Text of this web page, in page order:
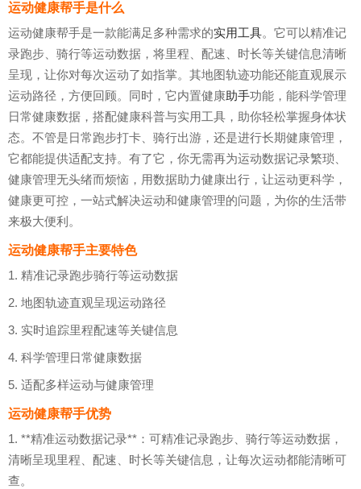
运动健康帮手是什么
运动健康帮手是一款能满足多种需求的实用工具。它可以精准记
录跑步、骑行等运动数据，将里程、配速、时长等关键信息清晰
呈现，让你对每次运动了如指掌。其地图轨迹功能还能直观展示
运动路径，方便回顾。同时，它内置健康助手功能，能科学管理
日常健康数据，搭配健康科普与实用工具，助你轻松掌握身体状
态。不管是日常跑步打卡、骑行出游，还是进行长期健康管理，
它都能提供适配支持。有了它，你无需再为运动数据记录繁琐、
健康管理无头绪而烦恼，用数据助力健康出行，让运动更科学，
健康更可控，一站式解决运动和健康管理的问题，为你的生活带
来极大便利。
运动健康帮手主要特色
1. 精准记录跑步骑行等运动数据
2. 地图轨迹直观呈现运动路径
3. 实时追踪里程配速等关键信息
4. 科学管理日常健康数据
5. 适配多样运动与健康管理
运动健康帮手优势
1. **精准运动数据记录**：可精准记录跑步、骑行等运动数据，
清晰呈现里程、配速、时长等关键信息，让每次运动都能清晰可
查。